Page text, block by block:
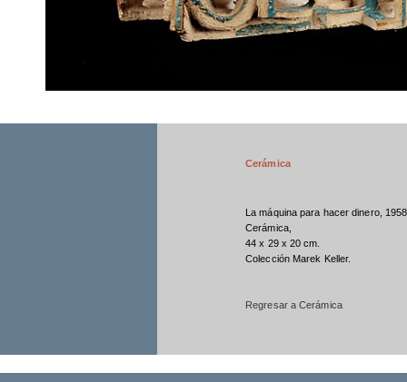
Cerámica
La máquina para hacer dinero,
Cerámica,
44 x 29 x 20 cm.
Colección Marek Keller.
Regresar a Cerámica